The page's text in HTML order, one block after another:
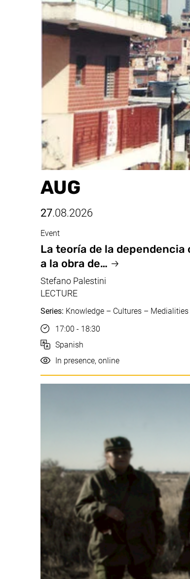
AUG
27.08.2026
Aug, 27.08.2026
La teoría de la
a la obra de…
Event
Stefano Palestini
LECTURE
Series: Knowledge – Cultures – Medialities
Time
17:00 - 18:30
Language
Spanish
Realisation
In presence, online